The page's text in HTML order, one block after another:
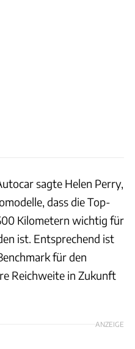
sagte Helen Perry,
dass die Top-
Kilometern wichtig für
ist. Entsprechend ist
für den
Reichweite in Zukunft
ANZEIGE